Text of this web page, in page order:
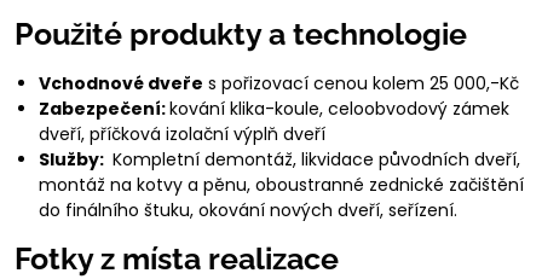
Použité produkty a technologie
Vchodnové dveře s pořizovací cenou kolem 25 000,-Kč
Zabezpečení:kování klika-koule, celoobvodový zámek
dveří, příčková izolační výplň dveří
Služby: Kompletní demontáž, likvidace původních dveří,
montáž na kotvy a pěnu, oboustranné zednické začištění
do finálního štuku, okování nových dveří, seřízení.
Fotky z místa realizace